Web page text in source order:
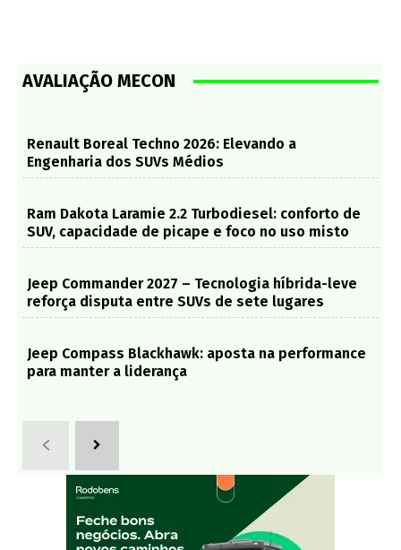
AVALIAÇÃO MECON
Renault Boreal Techno 2026: Elevando a
Engenharia dos SUVs Médios
Ram Dakota Laramie 2.2 Turbodiesel: conforto de
SUV, capacidade de picape e foco no uso misto
Jeep Commander 2027 – Tecnologia híbrida-leve
reforça disputa entre SUVs de sete lugares
Jeep Compass Blackhawk: aposta na performance
para manter a liderança